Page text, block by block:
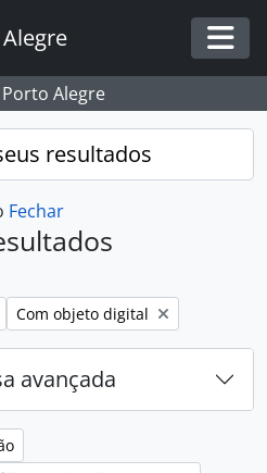
Alegre
resultados
Fechar
Remover filtro:
Com objeto digital
avançada